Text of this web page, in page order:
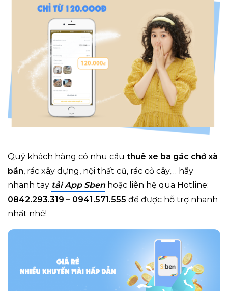
Quý khách hàng có nhu cầu thuê xe ba gác chở xà
bần, rác xây dựng, nội thất cũ, rác cỏ cây,… hãy
nhanh tay tải App Sben hoặc liên hệ qua Hotline:
0842.293.319 – 0941.571.555 để được hỗ trợ nhanh
nhất nhé!